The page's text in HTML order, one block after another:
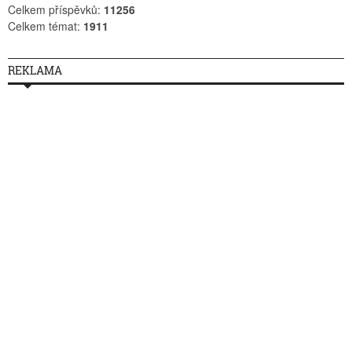
Celkem příspěvků: 11256
Celkem témat: 1911
REKLAMA